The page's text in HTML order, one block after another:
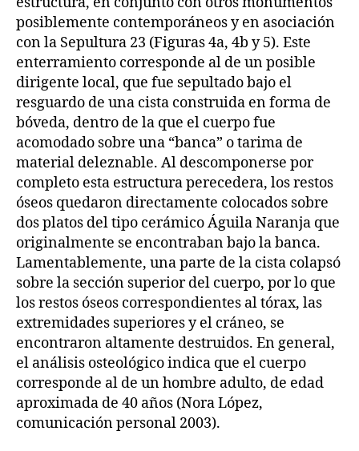
posiblemente contemporáneos y en asociación
con la Sepultura 23 (Figuras 4a, 4b y 5). Este
enterramiento corresponde al de un posible
dirigente local, que fue sepultado bajo el
resguardo de una cista construida en forma de
bóveda, dentro de la que el cuerpo fue
acomodado sobre una “banca” o tarima de
material deleznable. Al descomponerse por
completo esta estructura perecedera, los restos
óseos quedaron directamente colocados sobre
dos platos del tipo cerámico Águila Naranja que
originalmente se encontraban bajo la banca.
Lamentablemente, una parte de la cista colapsó
sobre la sección superior del cuerpo, por lo que
los restos óseos correspondientes al tórax, las
extremidades superiores y el cráneo, se
encontraron altamente destruidos. En general,
el análisis osteológico indica que el cuerpo
corresponde al de un hombre adulto, de edad
aproximada de 40 años (Nora López,
comunicación personal 2003).